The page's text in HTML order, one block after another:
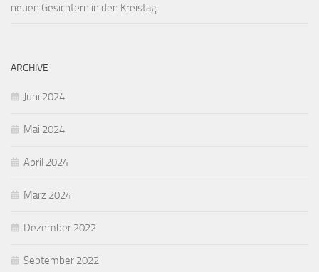
neuen Gesichtern in den Kreistag
ARCHIVE
Juni 2024
Mai 2024
April 2024
März 2024
Dezember 2022
September 2022